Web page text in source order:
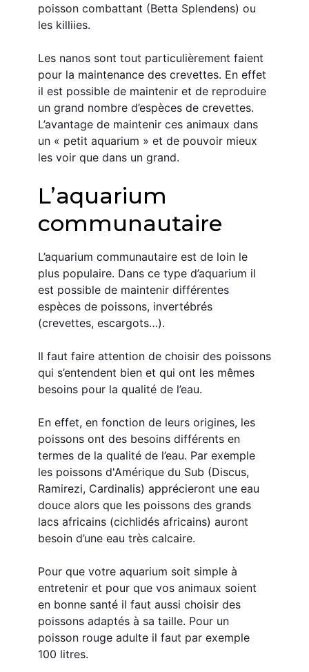
poisson combattant (Betta Splendens) ou
les killiies.
Les nanos sont tout particulièrement faient
pour la maintenance des crevettes. En effet
il est possible de maintenir et de reproduire
un grand nombre d’espèces de crevettes.
L’avantage de maintenir ces animaux dans
un « petit aquarium » et de pouvoir mieux
les voir que dans un grand.
L’aquarium
communautaire
L’aquarium communautaire est de loin le
plus populaire. Dans ce type d’aquarium il
est possible de maintenir différentes
espèces de poissons, invertébrés
(crevettes, escargots…).
Il faut faire attention de choisir des poissons
qui s’entendent bien et qui ont les mêmes
besoins pour la qualité de l’eau.
En effet, en fonction de leurs origines, les
poissons ont des besoins différents en
termes de la qualité de l’eau. Par exemple
les poissons d'Amérique du Sub (Discus,
Ramirezi, Cardinalis) apprécieront une eau
douce alors que les poissons des grands
lacs africains (cichlidés africains) auront
besoin d’une eau très calcaire.
Pour que votre aquarium soit simple à
entretenir et pour que vos animaux soient
en bonne santé il faut aussi choisir des
poissons adaptés à sa taille. Pour un
poisson rouge adulte il faut par exemple
100 litres.